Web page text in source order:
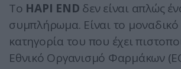
Το HAPI END δεν είναι απλώς
συμπλήρωμα. Είναι το
κατηγορία του που έχει
Εθνικό Οργανισμό Φαρμάκων